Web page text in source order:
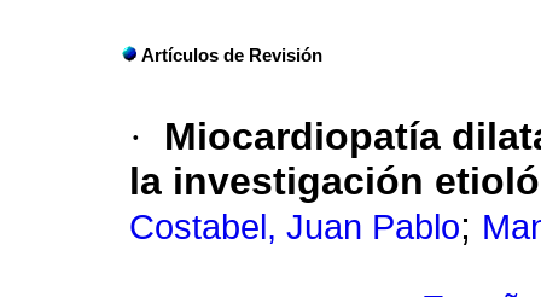
Artículos de Revisión
·
Miocardiopatía
la investigación
Costabel, Juan Pablo;